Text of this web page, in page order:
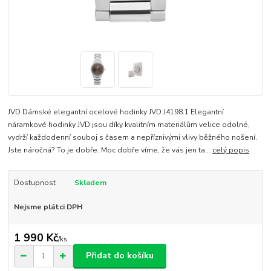
JVD Dámské elegantní ocelové hodinky JVD J4198.1 Elegantní
náramkové hodinky JVD jsou díky kvalitním materiálům velice odolné,
vydrží každodenní souboj s časem a nepříznivými vlivy běžného nošení.
Jste náročná? To je dobře. Moc dobře víme, že vás jen ta... celý popis
Dostupnost Skladem
Nejsme plátci DPH
1 990 Kč/ks
Přidat do košíku